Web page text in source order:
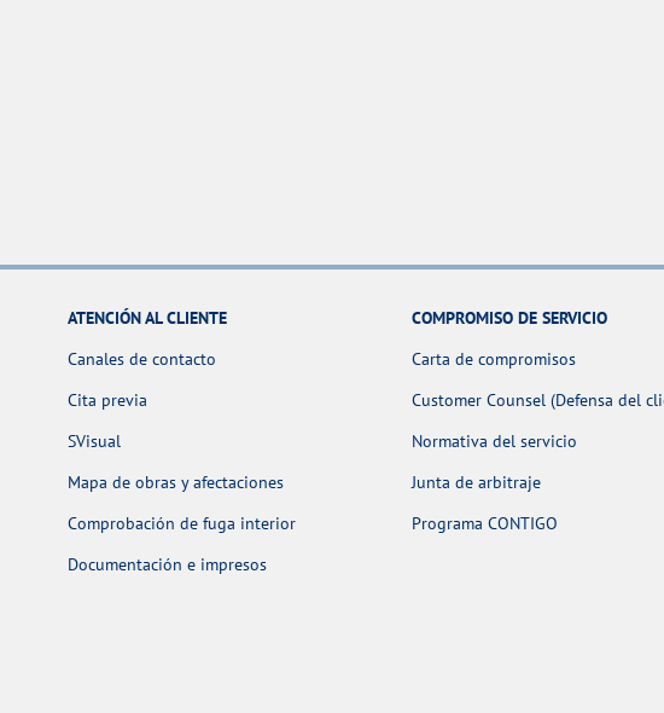
ATENCIÓN AL CLIENTE
Canales de contacto
Cita previa
SVisual
Mapa de obras y afectaciones
Comprobación de fuga interior
Documentación e impresos
COMPROMISO DE SERVICIO
Carta de compromisos
Customer Counsel (Defensa del
Normativa del servicio
Junta de arbitraje
Programa CONTIGO